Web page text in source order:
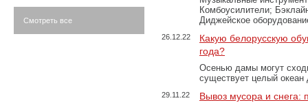
Комбоусилители;
Диджейское
26.12.22
Какую белорусскую
года?
Осенью дамы могут
существует целый
29.11.22 Вывоз мусора и
Смотреть все